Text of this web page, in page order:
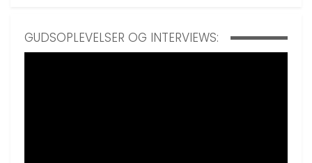
GUDSOPLEVELSER OG INTERVIEWS: